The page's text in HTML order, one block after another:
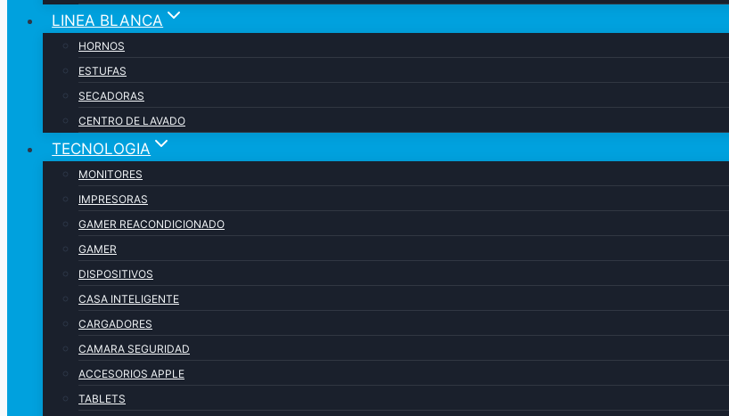
LINEA BLANCA
HORNOS
ESTUFAS
SECADORAS
CENTRO DE LAVADO
TECNOLOGIA
MONITORES
IMPRESORAS
GAMER REACONDICIONADO
GAMER
DISPOSITIVOS
CASA INTELIGENTE
CARGADORES
CAMARA SEGURIDAD
ACCESORIOS APPLE
TABLETS